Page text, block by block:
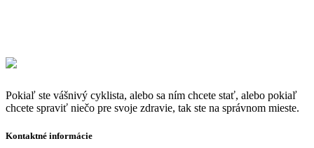
Pokiaľ ste vášnivý cyklista, alebo sa ním chcete stať, alebo pokiaľ
chcete spraviť niečo pre svoje zdravie, tak ste na správnom mieste.
Kontaktné informácie